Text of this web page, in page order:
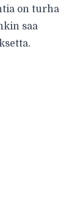
on turha
saa